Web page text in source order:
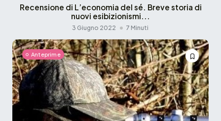
Recensione di L’economia del sé. Breve storia di
nuovi esibizionismi...
3 Giugno 2022 7 Minuti
Anteprime